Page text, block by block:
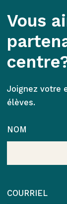
Vous
Joignez votre
élèves.
NOM
COURRIEL